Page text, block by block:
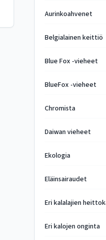
Aurinkoahvenet
Belgialainen keittiö
Blue Fox -vieheet
BlueFox -vieheet
Chromista
Daiwan vieheet
Ekologia
Eläinsairaudet
Eri kalalajien
Eri kalojen onginta